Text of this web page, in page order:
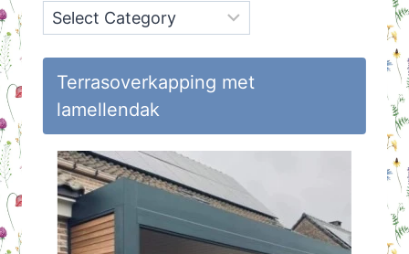
Onderwerpen
op
Huisvlijt
Terrasoverkapping met
lamellendak